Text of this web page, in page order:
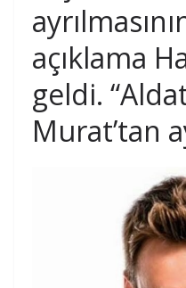
açıklama
geldi.
Murat’tan